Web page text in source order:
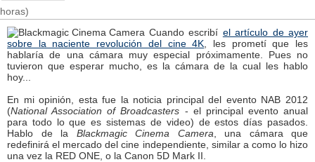
horas)
Cuando escribí el artículo de ayer
sobre la naciente revolución del cine 4K , les prometí que les
hablaría de una cámara muy especial próximamente. Pues no
tuvieron que esperar mucho, es la cámara de la cual les hablo
hoy...
En mi opinión, esta fue la noticia principal del evento NAB 2012
(National Association of Broadcasters - el principal evento anual
para todo lo que es sistemas de video) de estos días pasados.
Hablo de la Blackmagic Cinema Camera , una cámara que
redefinirá el mercado del cine independiente, similar a como lo hizo
una vez la RED ONE, o la Canon 5D Mark II.